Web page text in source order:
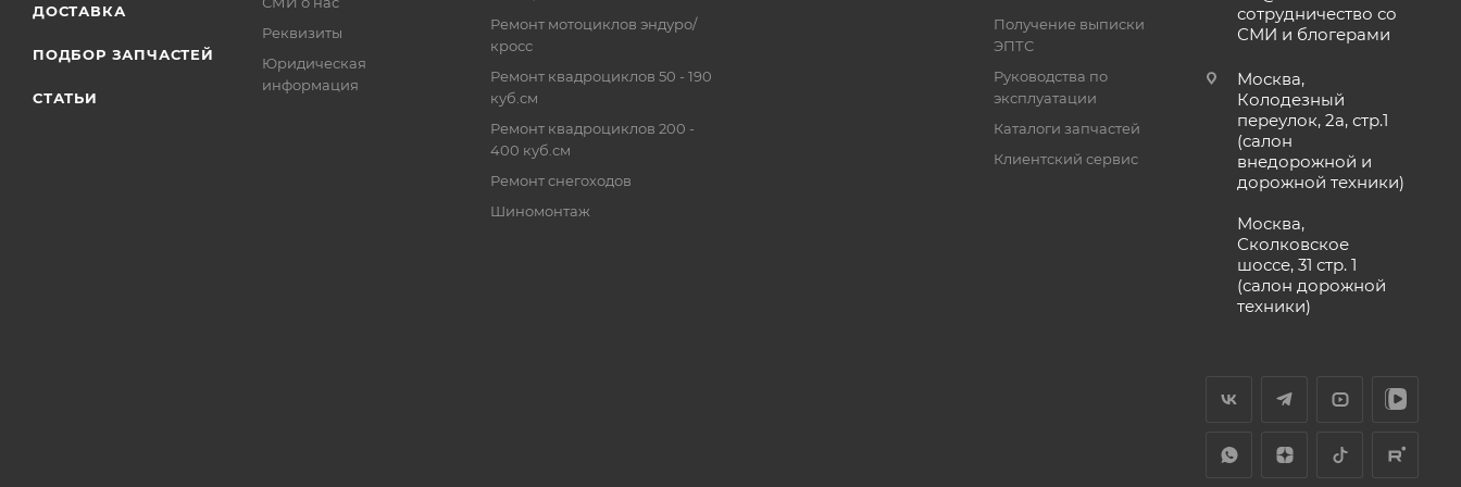
ДОСТАВКА
ПОДБОР ЗАПЧАСТЕЙ
СТАТЬИ
Реквизиты
Юридическая
информация
Ремонт мотоциклов эндуро/
кросс
Ремонт квадроциклов 50 - 190
куб.см
Ремонт квадроциклов 200 -
400 куб.см
Ремонт снегоходов
Шиномонтаж
Получение выписки
ЭПТС
Руководства по
эксплуатации
Каталоги запчастей
Клиентский сервис
сотрудничество со
СМИ и блогерами
Москва,
Колодезный
переулок, 2а, стр.1
(салон
внедорожной и
дорожной техники)
Москва,
Сколковское
шоссе, 31 стр. 1
(салон дорожной
техники)